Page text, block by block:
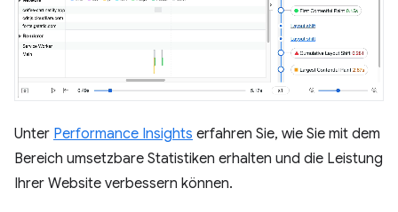
Unter Performance Insights erfahren Sie, wie Sie mit dem
Bereich umsetzbare Statistiken erhalten und die Leistung
Ihrer Website verbessern können.